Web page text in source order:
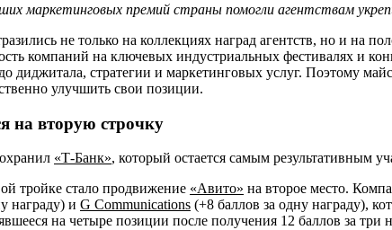
маркетинговых премий страны помогли агентствам
не только на коллекциях наград агентств, но и на
компаний на ключевых индустриальных фестивалях и
диджитала, стратегии и маркетинговых услуг. Поэтому
улучшить свои позиции.
на вторую строчку
«Т-Банк», который остается самым результативным
тройке стало продвижение «Авито» на второе место.
награду) и G Communications (+8 баллов за одну награду),
на четыре позиции после получения 12 баллов за